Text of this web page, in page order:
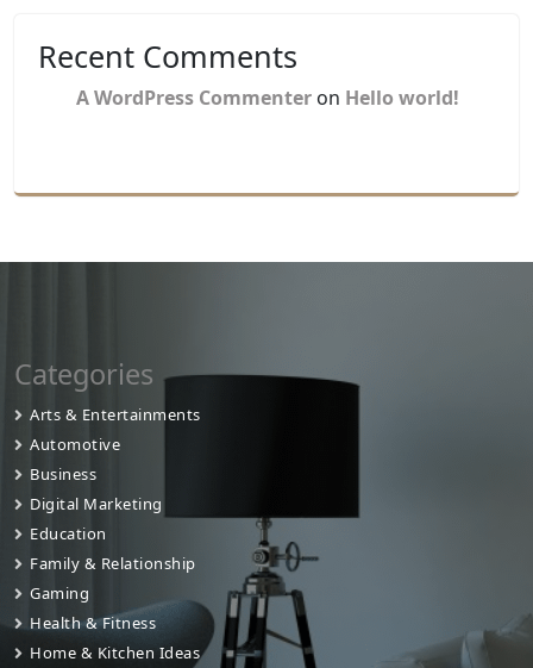
Recent Comments
A WordPress Commenter on Hello world!
Categories
Arts & Entertainments
Automotive
Business
Digital Marketing
Education
Family & Relationship
Gaming
Health & Fitness
Home & Kitchen Ideas